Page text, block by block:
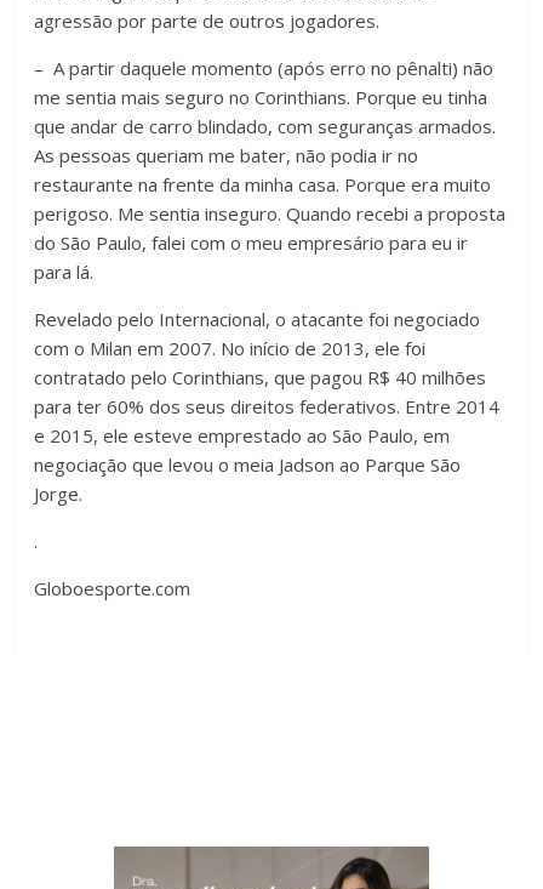
agressão por parte de outros jogadores.
– A partir daquele momento (após erro no pênalti) não
me sentia mais seguro no Corinthians. Porque eu tinha
que andar de carro blindado, com seguranças armados.
As pessoas queriam me bater, não podia ir no
restaurante na frente da minha casa. Porque era muito
perigoso. Me sentia inseguro. Quando recebi a proposta
do São Paulo, falei com o meu empresário para eu ir
para lá.
Revelado pelo Internacional, o atacante foi negociado
com o Milan em 2007. No início de 2013, ele foi
contratado pelo Corinthians, que pagou R$ 40 milhões
para ter 60% dos seus direitos federativos. Entre 2014
e 2015, ele esteve emprestado ao São Paulo, em
negociação que levou o meia Jadson ao Parque São
Jorge.
.
Globoesporte.com